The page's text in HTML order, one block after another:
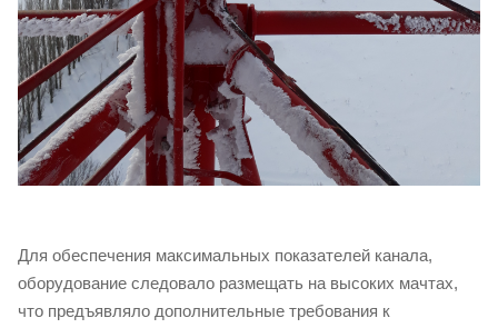
Для обеспечения максимальных показателей канала,
оборудование следовало размещать на высоких мачтах,
что предъявляло дополнительные требования к